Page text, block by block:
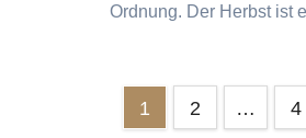
Ordnung. Der Herbst ist
1 2 … 4